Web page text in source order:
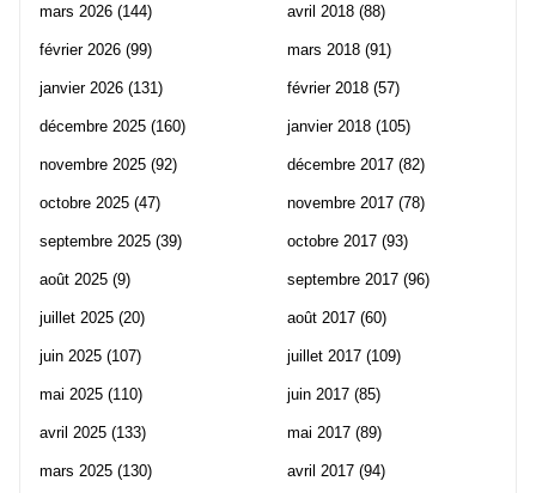
mars 2026 (144)
février 2026 (99)
janvier 2026 (131)
décembre 2025 (160)
novembre 2025 (92)
octobre 2025 (47)
septembre 2025 (39)
août 2025 (9)
juillet 2025 (20)
juin 2025 (107)
mai 2025 (110)
avril 2025 (133)
mars 2025 (130)
avril 2018 (88)
mars 2018 (91)
février 2018 (57)
janvier 2018 (105)
décembre 2017 (82)
novembre 2017 (78)
octobre 2017 (93)
septembre 2017 (96)
août 2017 (60)
juillet 2017 (109)
juin 2017 (85)
mai 2017 (89)
avril 2017 (94)